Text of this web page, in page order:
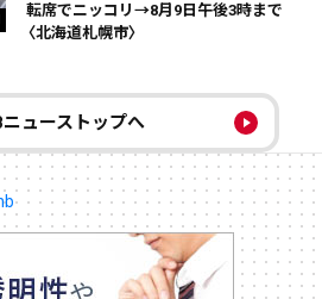
転席でニッコリ→8月9日午後3時まで
〈北海道札幌市〉
ニューストップへ